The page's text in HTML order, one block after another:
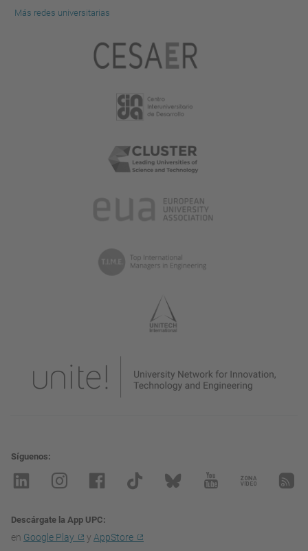
Más redes universitarias
Síguenos
Descárgate la App UPC
en Google Play y AppStore